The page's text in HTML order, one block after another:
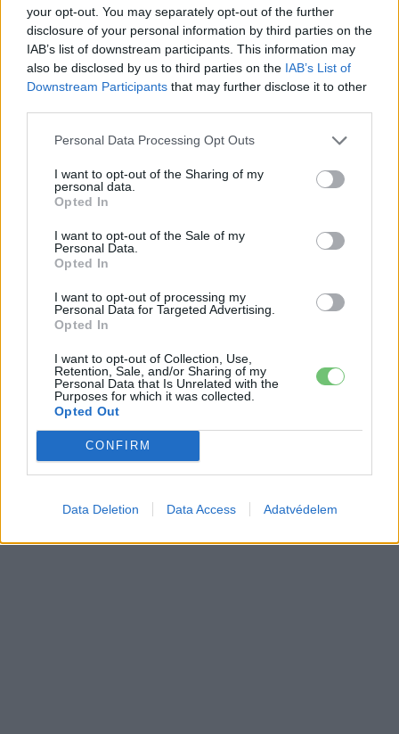
your opt-out. You may separately opt-out of the further
disclosure of your personal information by third parties on the
IAB’s list of downstream participants. This information may
also be disclosed by us to third parties on the IAB’s List of
Downstream Participants that may further disclose it to other
Personal Data Processing Opt Outs
I want to opt-out of the Sharing of my
personal data.
Opted In
I want to opt-out of the Sale of my
Personal Data.
Opted In
I want to opt-out of processing my
Personal Data for Targeted Advertising.
Opted In
I want to opt-out of Collection, Use,
Retention, Sale, and/or Sharing of my
Personal Data that Is Unrelated with the
Purposes for which it was collected.
Opted Out
CONFIRM
Data Deletion Data Access Adatvédelem
e-cars.hu
Elektromosan közlekedsz, vagy a váltáson töprengsz?
Érdekelnek a legfrissebb hírek az e-autók világából, vagy
foglalkoztatnak a legújabb fejlesztések az elektromosság és a
KAPCSOLÓDÓ CIKKEK TÖBB A SZERZŐTŐL
München csak most érte utol
Debrecent: elindult a BMW i3
8500-an rendeltek vakon egy autót,
Škoda Peaq gyártása
Elektromos
97,6 százalékon áll Norvégia
átrendeződött a márkák sorrendje